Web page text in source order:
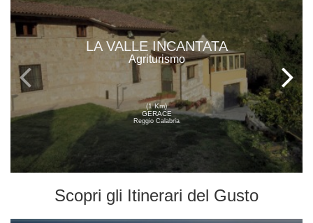
LA VALLE INCANTATA
Agriturismo
(1 Km)
GERACE
Reggio Calabria
Scopri gli Itinerari del Gusto